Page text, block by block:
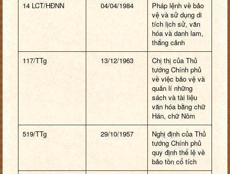
14 LCT/HĐNN
04/04/1984
Pháp lệnh về bảo
vệ và sử dụng di
tích lịch sử, văn
hóa và danh lam,
thắng cảnh
117/TTg
13/12/1963
Chị thị của Thủ
tướng Chính phủ
về việc bảo vệ và
quản lí những
sách và tài liệu
văn hóa bằng chữ
Hán, chữ Nôm
519/TTg
29/10/1957
Nghị định của Thủ
tướng Chính phủ
quy định thể lệ về
bảo tồn cổ tích